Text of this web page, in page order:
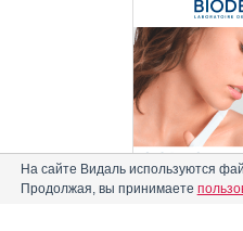
На сайте Видаль используются
Продолжая, вы принимаете